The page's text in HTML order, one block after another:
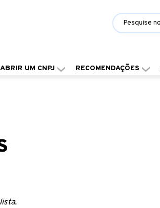
ABRIR UM CNPJ RECOMENDAÇÕES